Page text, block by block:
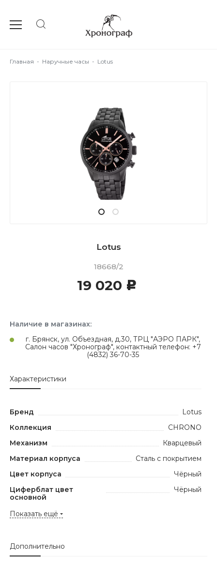
Главная - Наручные часы - Lotus
Lotus
18668/2
19 020 c
Наличие в магазинах:
г. Брянск, ул. Объездная, д.30, ТРЦ "АЭРО ПАРК",
Салон часов "Хронограф", контактный телефон: +7
(4832) 36-70-35
Характеристики
Бренд
Lotus
Коллекция
CHRONO
Механизм
Кварцевый
Материал корпуса
Сталь с покрытием
Цвет корпуса
Чёрный
Циферблат цвет
основной
Чёрный
Показать ещё
Дополнительно